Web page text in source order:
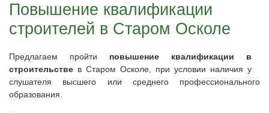
Повышение квалификации
строителей в Старом Осколе
Предлагаем пройти
повышение квалификации в
строительстве в Старом Осколе , при условии наличия у
слушателя высшего или среднего профессионального
образования.